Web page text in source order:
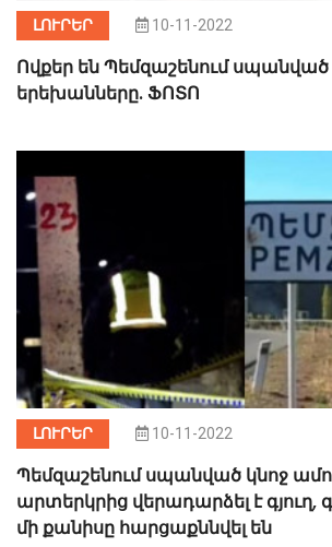
ԼՈՒՐԵՐ 10-11-2022
Ովքեր են Պեմզաշենում սպանված
երեխանները. ՖՈՏՈ
ԼՈՒՐԵՐ 10-11-2022
Պեմզաշենում սպանված կնոջ
արտերկրից վերադարձել է գյուղ,
մի քանիսը հարցաքննվել են